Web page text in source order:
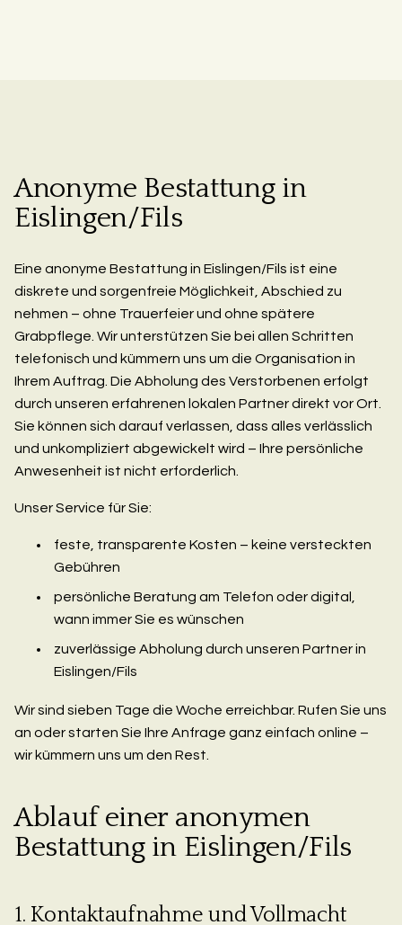
Anonyme Bestattung in
Eislingen/Fils
Eine anonyme Bestattung in Eislingen/Fils ist eine
diskrete und sorgenfreie Möglichkeit, Abschied zu
nehmen – ohne Trauerfeier und ohne spätere
Grabpflege. Wir unterstützen Sie bei allen Schritten
telefonisch und kümmern uns um die Organisation in
Ihrem Auftrag. Die Abholung des Verstorbenen erfolgt
durch unseren erfahrenen lokalen Partner direkt vor Ort.
Sie können sich darauf verlassen, dass alles verlässlich
und unkompliziert abgewickelt wird – Ihre persönliche
Anwesenheit ist nicht erforderlich.
Unser Service für Sie:
feste, transparente Kosten – keine versteckten
Gebühren
persönliche Beratung am Telefon oder digital,
wann immer Sie es wünschen
zuverlässige Abholung durch unseren Partner in
Eislingen/Fils
Wir sind sieben Tage die Woche erreichbar. Rufen Sie uns
an oder starten Sie Ihre Anfrage ganz einfach online –
wir kümmern uns um den Rest.
Ablauf einer anonymen
Bestattung in Eislingen/Fils
1. Kontaktaufnahme und Vollmacht